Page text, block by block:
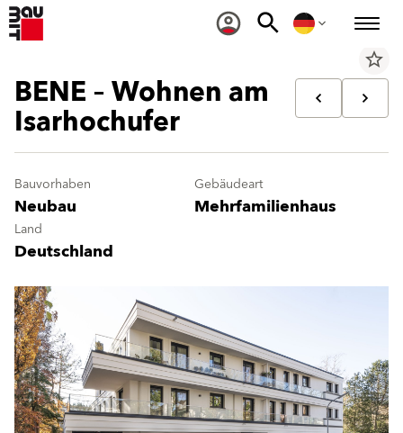
star_border
BENE – Wohnen am
Isarhochufer
Bauvorhaben
Neubau
Gebäudeart
Mehrfamilienhaus
Land
Deutschland